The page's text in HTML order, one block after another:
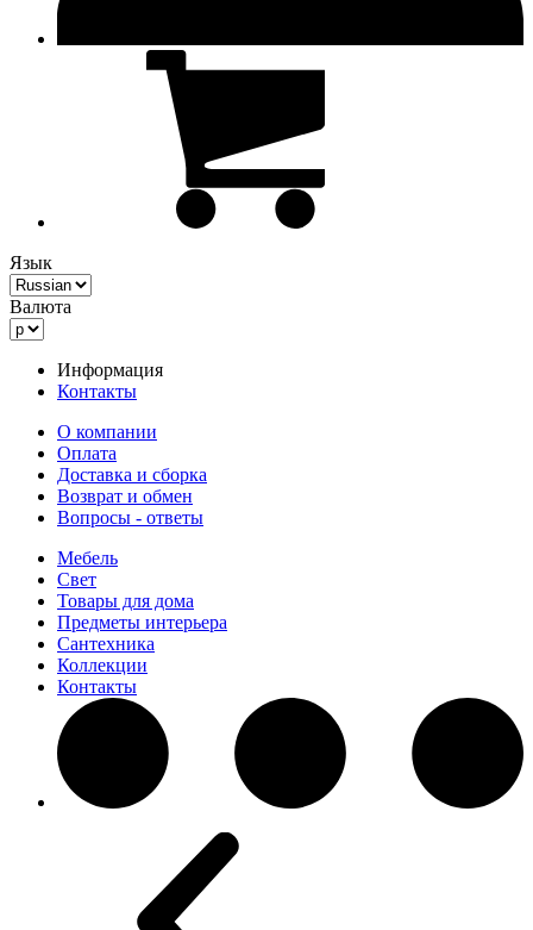
Язык
Валюта
Информация
Контакты
О компании
Оплата
Доставка и сборка
Возврат и обмен
Вопросы - ответы
Мебель
Свет
Товары для дома
Предметы интерьера
Сантехника
Коллекции
Контакты